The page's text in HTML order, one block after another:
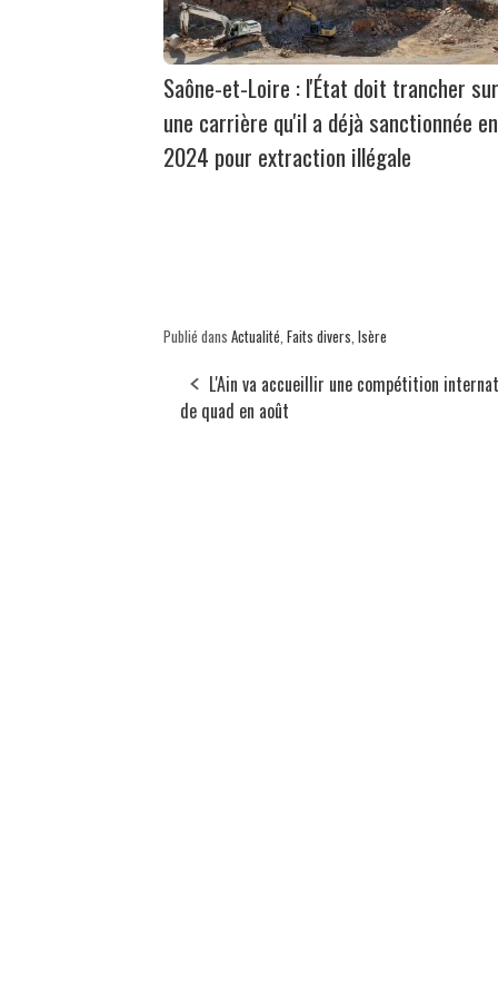
Saône-et-Loire : l'État doit trancher sur
une carrière qu'il a déjà sanctionnée en
2024 pour extraction illégale
Publié dans Actualité, Faits divers, Isère
L'Ain va accueillir une compétition
de quad en août